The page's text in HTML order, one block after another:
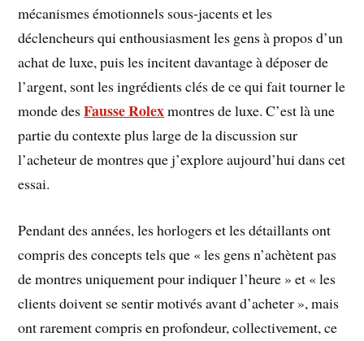
mécanismes émotionnels sous-jacents et les
déclencheurs qui enthousiasment les gens à propos d’un
achat de luxe, puis les incitent davantage à déposer de
l’argent, sont les ingrédients clés de ce qui fait tourner le
monde desFausse Rolexmontres de luxe. C’est là une
partie du contexte plus large de la discussion sur
l’acheteur de montres que j’explore aujourd’hui dans cet
essai.
Pendant des années, les horlogers et les détaillants ont
compris des concepts tels que « les gens n’achètent pas
de montres uniquement pour indiquer l’heure » et « les
clients doivent se sentir motivés avant d’acheter », mais
ont rarement compris en profondeur, collectivement, ce